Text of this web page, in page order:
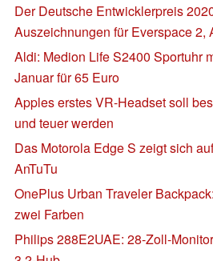
Der Deutsche Entwicklerpreis
Auszeichnungen für Everspace 2,
Aldi: Medion Life S2400 Sportuhr
Januar für 65 Euro
Apples erstes VR-Headset soll
und teuer werden
Das Motorola Edge S zeigt sich
AnTuTu
OnePlus Urban Traveler
zwei Farben
Philips 288E2UAE: 28-Zoll-